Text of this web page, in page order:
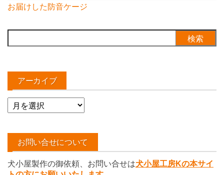
お届けした防音ケージ
索:
アーカイブ
ア
ー
イ
お問い合せについて
犬小屋製作の御依頼、お問い合せは犬小屋工房Kの本サイ